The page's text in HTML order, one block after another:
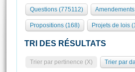
577 députés
Groupes politiques
Commissions et autres
Europe et International
Pétitions
Organisation de l'Assemblée
Présidence Conférence des
Statistiques et chiffres clés
Visite virtuelle du palais
Assister à une séance
Questions (775112)
Propositions (168) Projets de lois
TRI DES RÉSULTATS
Trier par pertinence (X) Trier par